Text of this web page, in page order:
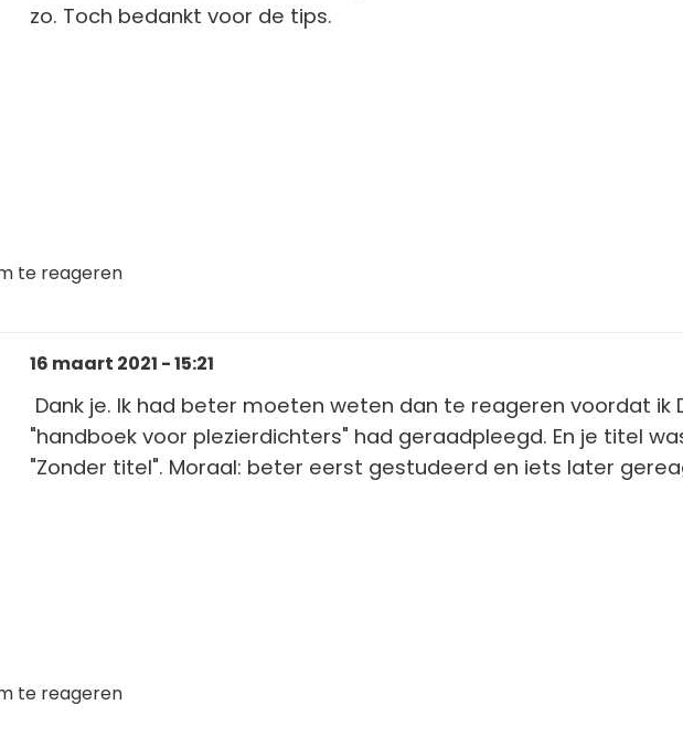
zo. Toch bedankt voor de tips.
te reageren
16 maart 2021 - 15:21
Dank je. Ik had beter moeten weten dan te reageren voordat ik
"handboek voor plezierdichters" had geraadpleegd. En je titel
"Zonder titel". Moraal: beter eerst gestudeerd en iets later
te reageren